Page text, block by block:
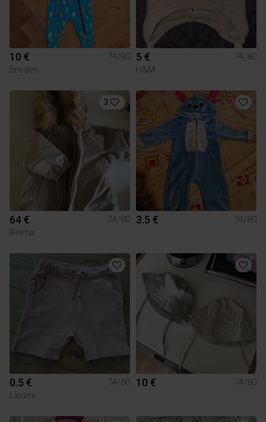
10 €
74/80
Breden
5 €
74/80
H&M
3
64 €
74/80
Reima
3.5 € 74/80
0.5 €
74/80
Lindex
10 € 74/80